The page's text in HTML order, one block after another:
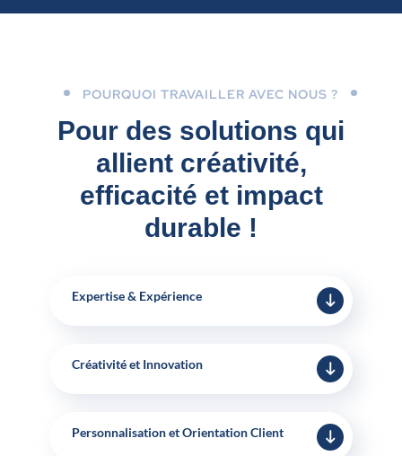
POURQUOI TRAVAILLER AVEC NOUS ?
Pour des solutions qui
allient créativité,
efficacité et impact
durable !
Expertise & Expérience
Créativité et Innovation
Personnalisation et Orientation Client